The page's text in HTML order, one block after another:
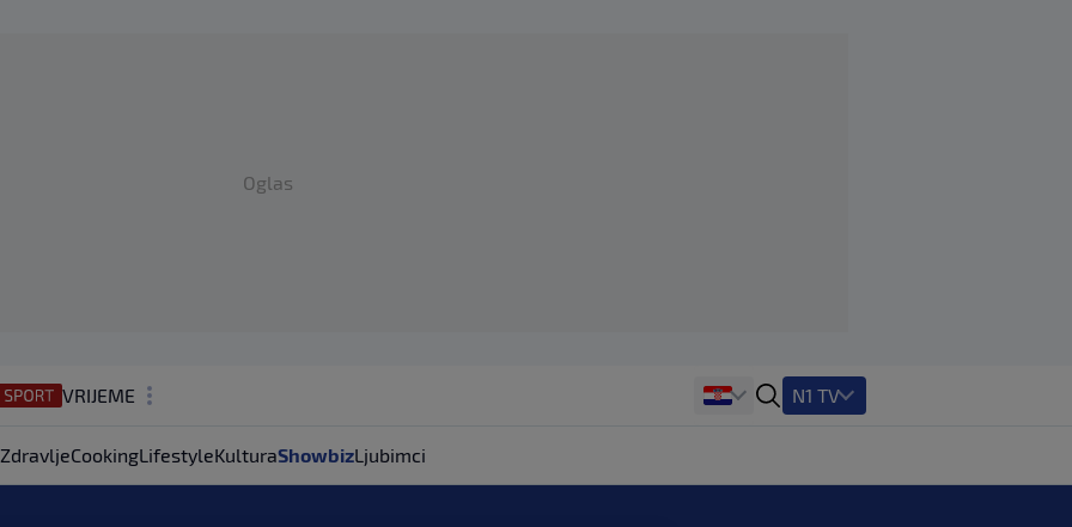
Oglas
VRIJEME
REGIJA
N1 TV
ZdravljeCookingLifestyleKulturaShowbizLjubimci